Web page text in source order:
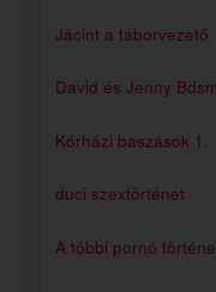
Jácint a táborvezető
David és Jenny
Kórházi baszások 1.
duci szextörténet
A többi pornó